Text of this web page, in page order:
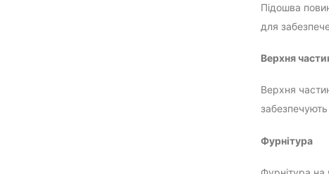
Підошва
для
Верхня
Верхня
Фурнітура